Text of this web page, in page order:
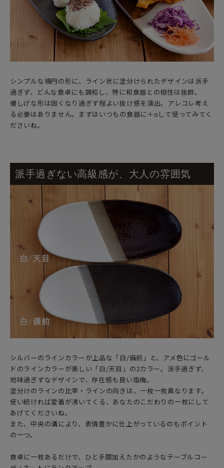
シンプルな楕円の形に、ライン状に塗分けられたデザインは派手
過ぎず、どんな食卓にも調和し、特に和食器との相性は抜群。
優しげな形は固くなり過ぎず程よい抜け感を演出。アレコレ考え
る必要はありません。まずはいつもの食器に＋αして使ってみてく
ださいね。
派手過ぎない高級感が、大人の雰囲気
シルバーのラインカラーが上品な「白/備前」と、アメ色にゴール
ドのラインカラーが美しい「白/天目」の2カラー。派手過ぎず、
地味過ぎずなデザインで、存在感も良い塩梅。
塗分けのラインの比率・ラインの向きは、一枚一枚異なります。
使い続ければ愛着が沸いてくる、あなたのこだわりの一枚にして
あげてくださいね。
また、中央の溝により、表情豊かに仕上がっているのもポイント
の一つ。
食卓に一枚あるだけで、ひと手間加えたかのようなテーブルコー